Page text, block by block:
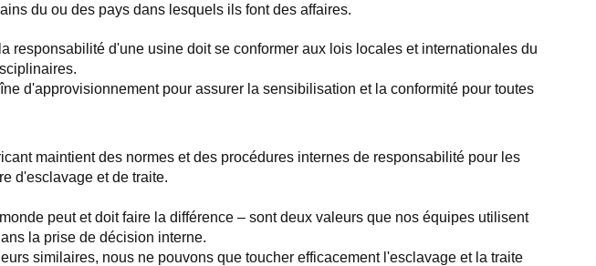
du ou des pays dans lesquels ils font des affaires.
d'une usine doit se conformer aux lois locales et internationales du
d'approvisionnement pour assurer la sensibilisation et la conformité pour toutes
maintient des normes et des procédures internes de responsabilité pour les
d'esclavage et de traite.
peut et doit faire la différence – sont deux valeurs que nos équipes utilisent
la prise de décision interne.
similaires, nous ne pouvons que toucher efficacement l'esclavage et la traite